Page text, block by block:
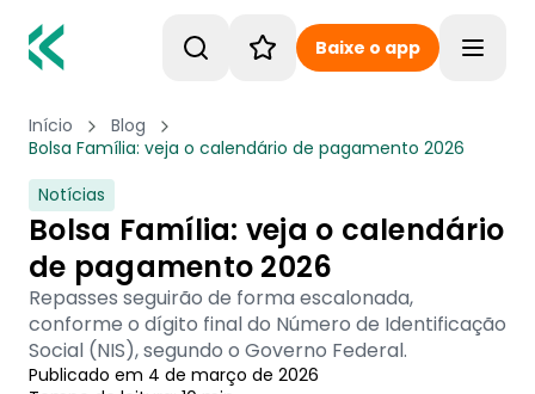
Baixe o app
Início
Blog
Bolsa Família: veja o calendário de pagamento 2026
Notícias
Bolsa Família: veja o calendário
de pagamento 2026
Repasses seguirão de forma escalonada,
conforme o dígito final do Número de Identificação
Social (NIS), segundo o Governo Federal.
Publicado em 4 de março de 2026